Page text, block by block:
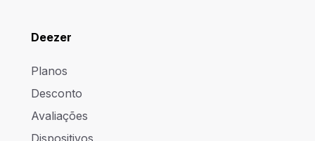
Deezer
Planos
Desconto
Avaliações
Dispositivos